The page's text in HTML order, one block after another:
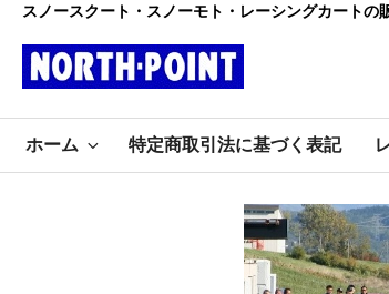
スノースクート・スノーモト・レーシングカート
レーシング
カート・スノ
ースクート
ノースポイ
ト・カートショップ
ホーム 特定商取引法に基づく表記